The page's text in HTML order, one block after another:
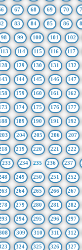
67 68 69 70
83 84 85 86
98 99 100 101 102
113 114 115 116 117
129 130 131 132
144 145 146 147
159 160 161 162
174 175 176 177
189 190 191 192
204 205 206 207
219 220 221 222
233 234 235 236 237
249 250 251 252
264 265 266 267
279 280 281 282
294 295 296 297
309 310 311 312
324 325 326 327